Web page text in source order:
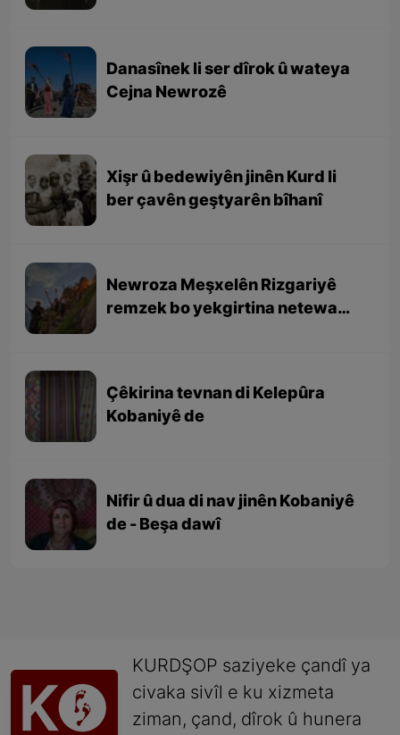
Danasînek li ser dîrok û wateya
Cejna Newrozê
Xişr û bedewiyên jinên Kurd li
ber çavên geştyarên bîhanî
Newroza Meşxelên Rizgariyê
remzek bo yekgirtina netewa
Çêkirina tevnan di Kelepûra
Kobaniyê de
Nifir û dua di nav jinên Kobaniyê
de - Beşa dawî
KURDŞOP saziyeke çandî ya
civaka sivîl e ku xizmeta
ziman, çand, dîrok û hunera